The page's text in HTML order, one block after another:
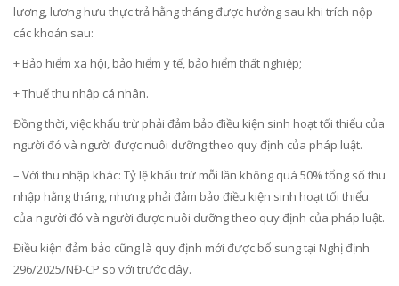
lương, lương hưu thực trả hằng tháng được hưởng sau khi trích nộp
các khoản sau:
+ Bảo hiểm xã hội, bảo hiểm y tế, bảo hiểm thất nghiệp;
+ Thuế thu nhập cá nhân.
Đồng thời, việc khấu trừ phải đảm bảo điều kiện sinh hoạt tối thiểu của
người đó và người được nuôi dưỡng theo quy định của pháp luật.
– Với thu nhập khác: Tỷ lệ khấu trừ mỗi lần không quá 50% tổng số thu
nhập hằng tháng, nhưng phải đảm bảo điều kiện sinh hoạt tối thiểu
của người đó và người được nuôi dưỡng theo quy định của pháp luật.
Điều kiện đảm bảo cũng là quy định mới được bổ sung tại Nghị định
296/2025/NĐ-CP so với trước đây.